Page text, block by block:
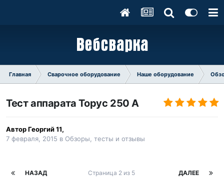
Главная Сварочное оборудование Наше оборудование
Тест аппарата Торус 250 А
АвторГеоргий 11,
7 февраля, 2015 в Обзоры, тесты и отзывы
НАЗАД ДАЛЕЕ
Страница 2 из 5